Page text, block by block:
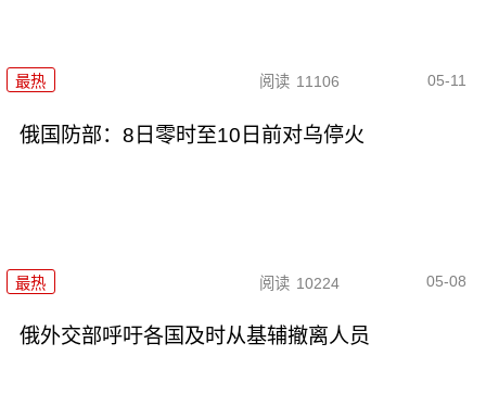
最热 阅读 11106 05-11
俄国防部：8日零时至10日前对乌停火
最热 阅读 10224 05-08
俄外交部呼吁各国及时从基辅撤离人员